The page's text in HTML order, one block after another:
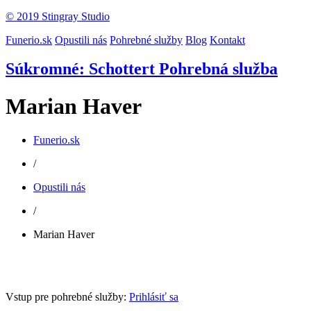
© 2019 Stingray Studio
Funerio.sk Opustili nás Pohrebné služby Blog Kontakt
Súkromné: Schottert Pohrebná služba
Marian Haver
Funerio.sk
/
Opustili nás
/
Marian Haver
Vstup pre pohrebné služby: Prihlásiť sa